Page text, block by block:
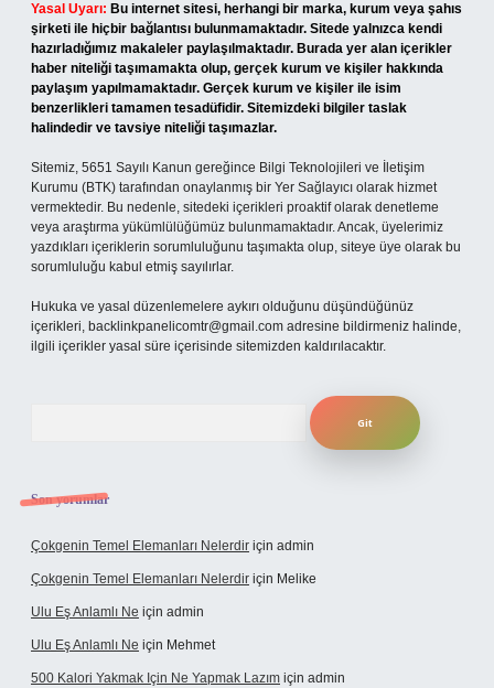
Yasal Uyarı: Bu internet sitesi, herhangi bir marka, kurum veya şahıs
şirketi ile hiçbir bağlantısı bulunmamaktadır. Sitede yalnızca kendi
hazırladığımız makaleler paylaşılmaktadır. Burada yer alan içerikler
haber niteliği taşımamakta olup, gerçek kurum ve kişiler hakkında
paylaşım yapılmamaktadır. Gerçek kurum ve kişiler ile isim
benzerlikleri tamamen tesadüfidir. Sitemizdeki bilgiler taslak
halindedir ve tavsiye niteliği taşımazlar.
Sitemiz, 5651 Sayılı Kanun gereğince Bilgi Teknolojileri ve İletişim
Kurumu (BTK) tarafından onaylanmış bir Yer Sağlayıcı olarak hizmet
vermektedir. Bu nedenle, sitedeki içerikleri proaktif olarak denetleme
veya araştırma yükümlülüğümüz bulunmamaktadır. Ancak, üyelerimiz
yazdıkları içeriklerin sorumluluğunu taşımakta olup, siteye üye olarak bu
sorumluluğu kabul etmiş sayılırlar.
Hukuka ve yasal düzenlemelere aykırı olduğunu düşündüğünüz
içerikleri, backlinkpanelicomtr@gmail.com adresine bildirmeniz halinde,
ilgili içerikler yasal süre içerisinde sitemizden kaldırılacaktır.
Son yorumlar
Çokgenin Temel Elemanları Nelerdir için admin
Çokgenin Temel Elemanları Nelerdir için Melike
Ulu Eş Anlamlı Ne için admin
Ulu Eş Anlamlı Ne için Mehmet
500 Kalori Yakmak Için Ne Yapmak Lazım için admin